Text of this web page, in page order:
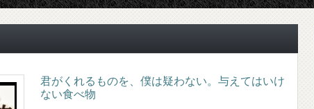
君がくれるものを、僕は疑わない。与えてはいけ
ない食べ物